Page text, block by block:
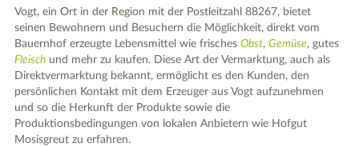
Vogt, ein Ort in der Region mit der Postleitzahl 88267, bietet
seinen Bewohnern und Besuchern die Möglichkeit, direkt vom
Bauernhof erzeugte Lebensmittel wie frischesObst,Gemüse, gutes
Fleisch und mehr zu kaufen. Diese Art der Vermarktung, auch als
Direktvermarktung bekannt, ermöglicht es den Kunden, den
persönlichen Kontakt mit dem Erzeuger aus Vogt aufzunehmen
und so die Herkunft der Produkte sowie die
Produktionsbedingungen von lokalen Anbietern wie Hofgut
Mosisgreut zu erfahren.